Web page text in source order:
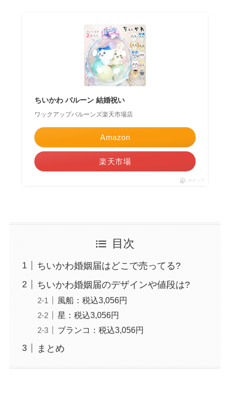
ちいかわ バルーン 結婚祝い
ワックアップバルーンズ楽天市場店
Amazon
楽天市場
ポチップ
目次
ちいかわ婚姻届はどこで売ってる?
ちいかわ婚姻届のデザインや値段は?
風船：税込3,056円
星：税込3,056円
ブランコ：税込3,056円
まとめ